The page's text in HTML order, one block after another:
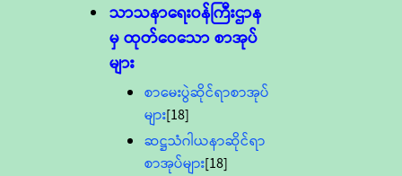
သာသနာရေး၀န်ကြီးဌာန
မှ ထုတ်ဝေသော စာအုပ်
များ
စာမေးပွဲဆိုင်ရာစာအုပ်
များ[18]
ဆဋ္ဌသံဂါယနာဆိုင်ရာ
စာအုပ်များ[18]